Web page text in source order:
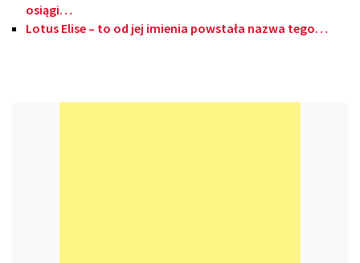
osiągi…
Lotus Elise – to od jej imienia powstała nazwa tego…